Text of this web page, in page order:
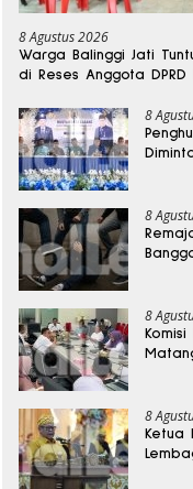
8 Agustus 2026
Warga Balinggi Jati
di Reses Anggota
8
8
8
Komisi
8
Ketua